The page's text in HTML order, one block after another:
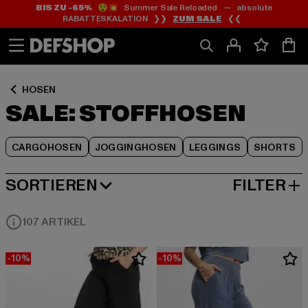
Zum
Inhalt
springen
Zum
Fußzeile
springen
BIS ZU -65%😲💥 Summer Sale Reloaded — absolute
RABATTESKALATION ❯❯ ZUM SALE ❮❮
HOSEN
SALE: STOFFHOSEN
CARGOHOSEN JOGGINGHOSEN LEGGINGS SHORTS
Zum
Produktraster
springen
SORTIEREN
BELIEBTESTE FILTER
107 ARTIKEL
-10% -10%